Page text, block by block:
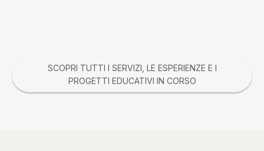
SCOPRI TUTTI I SERVIZI, LE ESPERIENZE E I
PROGETTI EDUCATIVI IN CORSO